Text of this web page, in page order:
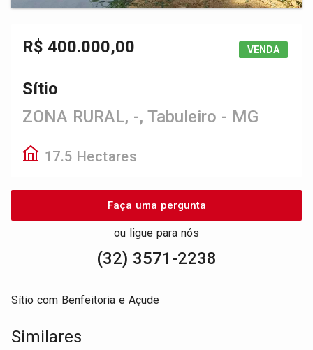
R$ 400.000,00 VENDA
Sítio
ZONA RURAL, -, Tabuleiro - MG
17.5 Hectares
Faça uma pergunta
ou ligue para nós
(32) 3571-2238
Sítio com Benfeitoria e Açude
Similares